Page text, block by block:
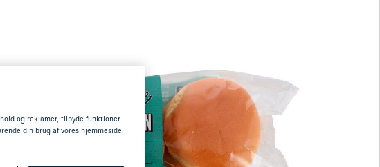
og reklamer, tilbyde funktioner
din brug af vores hjemmeside